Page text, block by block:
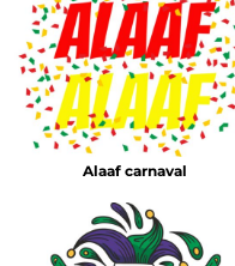
Alaaf carnaval